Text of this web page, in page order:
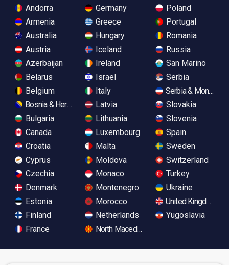
Andorra
Armenia
Australia
Austria
Azerbaijan
Belarus
Belgium
Bosnia & Herzegovina
Bulgaria
Canada
Croatia
Cyprus
Czechia
Denmark
Estonia
Finland
France
Germany
Greece
Hungary
Iceland
Ireland
Israel
Italy
Latvia
Lithuania
Luxembourg
Malta
Moldova
Monaco
Montenegro
Morocco
Netherlands
North Macedonia
Poland
Portugal
Romania
Russia
San Marino
Serbia
Serbia &
Slovakia
Slovenia
Spain
Sweden
Switzerland
Turkey
Ukraine
United Kingdom
Yugoslavia